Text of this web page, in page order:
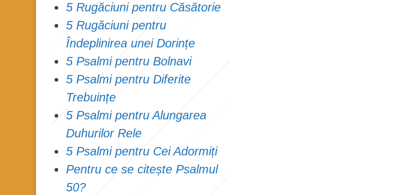
5 Rugăciuni pentru Căsătorie
5 Rugăciuni pentru
Îndeplinirea unei Dorințe
5 Psalmi pentru Bolnavi
5 Psalmi pentru Diferite
Trebuințe
5 Psalmi pentru Alungarea
Duhurilor Rele
5 Psalmi pentru Cei Adormiți
Pentru ce se citește Psalmul
50?